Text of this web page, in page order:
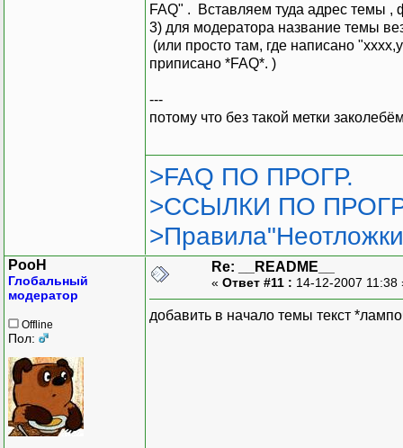
FAQ" . Вставляем туда адрес темы ,
3) для модератора название темы
(или просто там, где написано
приписано *FAQ*. )
---
потому что без такой метки
>FAQ ПО ПРОГР.
>ССЫЛКИ ПО
PooH
Глобальный
модератор
Offline
Пол:
Re: __README__
« Ответ #11 : 14-12-2007
добавить в начало темы текст